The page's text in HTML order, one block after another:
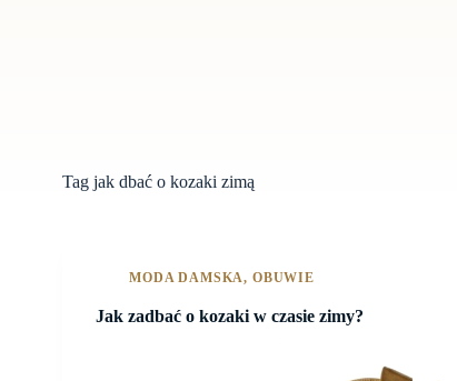
Tag jak dbać o kozaki zimą
MODA DAMSKA, OBUWIE
Jak zadbać o kozaki w czasie zimy?